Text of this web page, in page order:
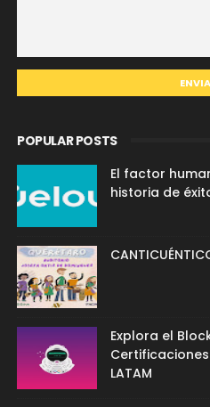
POPULAR POSTS
El factor
historia de
Explora el
LATAM